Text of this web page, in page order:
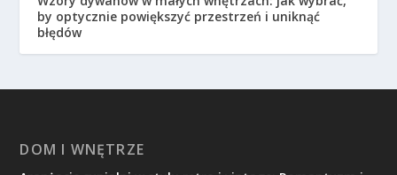
by optycznie powiększyć przestrzeń i uniknąć
błędów
DOM I WNĘTRZE